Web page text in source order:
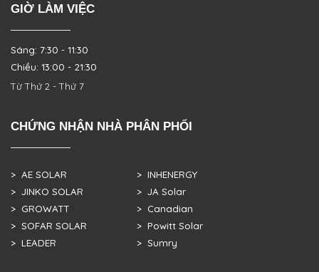
GIỜ LÀM VIỆC
Sáng: 7:30 - 11:30
Chiều: 13:00 - 21:30
Từ Thứ 2 - Thứ 7
CHỨNG NHẬN NHÀ PHÂN PHỐI
> AE SOLAR
> JINKO SOLAR
> GROWATT
> SOFAR SOLAR
> LEADER
> INHENERGY
> JA Solar
> Canadian
> Powitt Solar
> Sumry